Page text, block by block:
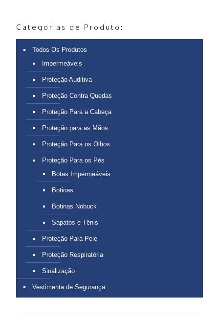
Categorias de Produto:
Todos Os Produtos
Impermeáveis
Proteção Auditiva
Proteção Contra Quedas
Proteção Para a Cabeça
Proteção para as Mãos
Proteção Para os Olhos
Proteção Para os Pés
Botas Impermeáveis
Botinas
Botinas Nobuck
Sapatos e Tênis
Proteção Para Pele
Proteção Respiratória
Sinalização
Vestimenta de Segurança